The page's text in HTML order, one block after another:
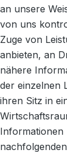
an unsere
von uns
Zuge von
anbieten, an
nähere
der einzelnen
ihren Sitz in
Informationen